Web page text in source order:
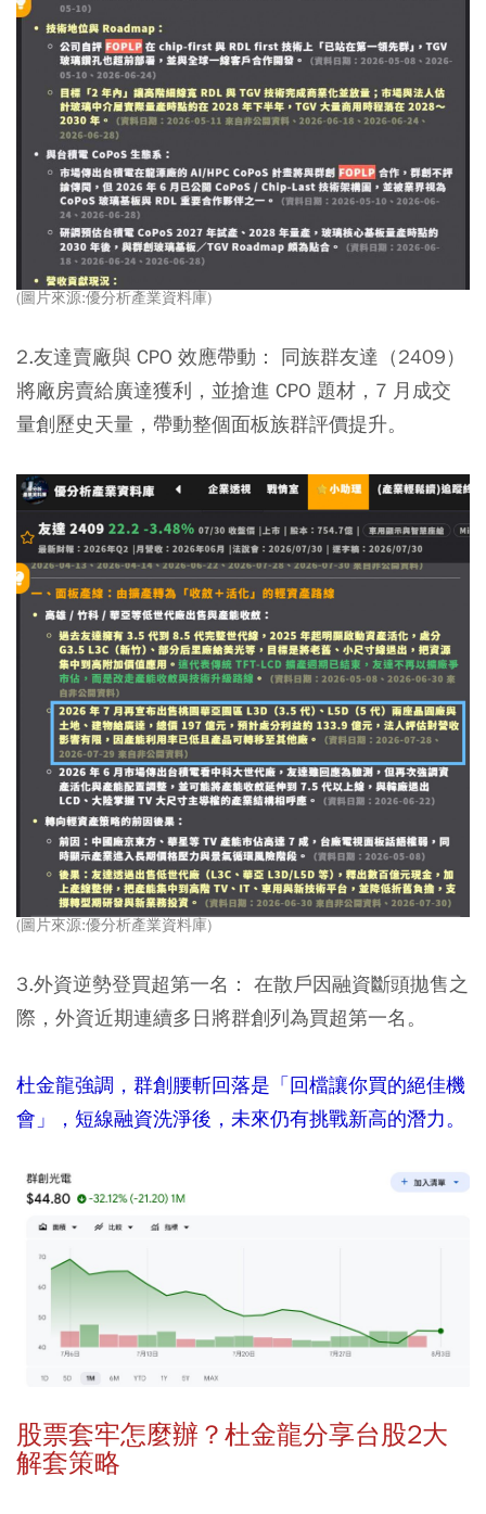
(圖片來源:優分析產業資料庫)
2.友達賣廠與 CPO 效應帶動： 同族群友達（2409）
將廠房賣給廣達獲利，並搶進 CPO 題材，7 月成交
量創歷史天量，帶動整個面板族群評價提升。
(圖片來源:優分析產業資料庫)
3.外資逆勢登買超第一名： 在散戶因融資斷頭拋售之
際，外資近期連續多日將群創列為買超第一名。
杜金龍強調，群創腰斬回落是「回檔讓你買的絕佳機
會」，短線融資洗淨後，未來仍有挑戰新高的潛力。
股票套牢怎麼辦？杜金龍分享台股2大
解套策略